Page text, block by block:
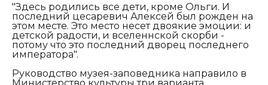
"Здесь родились все дети, кроме Ольги. И
последний цесаревич Алексей был рожден на
этом месте. Это место несет двоякие эмоции: и
детской радости, и вселеннской скорби -
потому что это последний дворец последнего
императора".
Руководство музея-заповедника направило в
Министерство культуры три варианта